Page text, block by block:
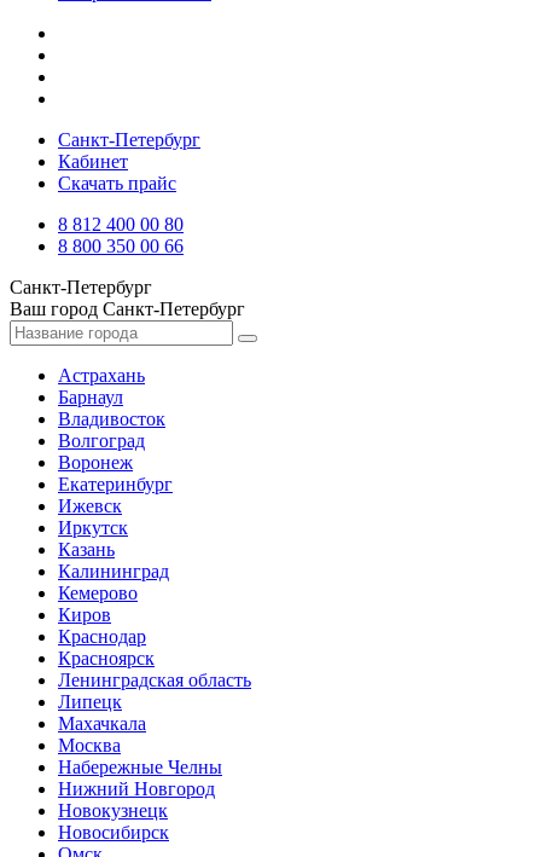
Санкт-Петербург
Кабинет
Скачать прайс
8 812 400 00 80
8 800 350 00 66
Санкт-Петербург
Ваш город Санкт-Петербург
Астрахань
Барнаул
Владивосток
Волгоград
Воронеж
Екатеринбург
Ижевск
Иркутск
Казань
Калининград
Кемерово
Киров
Краснодар
Красноярск
Ленинградская область
Липецк
Махачкала
Москва
Набережные Челны
Нижний Новгород
Новокузнецк
Новосибирск